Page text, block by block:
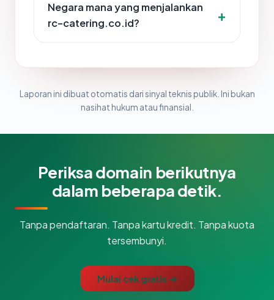
Negara mana yang menjalankan
rc-catering.co.id?
Laporan ini dibuat otomatis dari sinyal teknis publik. Ini bukan
nasihat hukum atau finansial.
Periksa domain berikutnya
dalam beberapa detik.
Tanpa pendaftaran. Tanpa kartu kredit. Tanpa kuota
tersembunyi.
Mulai cek gratis →